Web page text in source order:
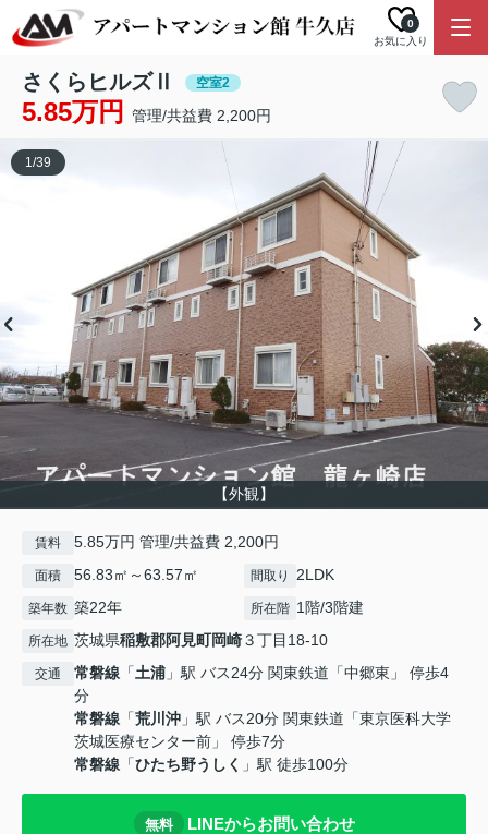
お気に入り
0
さくらヒルズⅡ 空室2
5.85万円 管理/共益費 2,200円
【外観】
1/39
賃料 5.85万円 管理/共益費 2,200円
面積 56.83㎡～63.57㎡ 間取り 2LDK
築年数 築22年 所在階 1階/3階建
所在地 茨城県稲敷郡阿見町岡崎３丁目18-10
交通 常磐線 「土浦 」駅 バス24分 関東鉄道「中郷東」 停歩4
分
常磐線 「荒川沖 」駅 バス20分 関東鉄道「東京医科大学
茨城医療センター前」 停歩7分
常磐線 「ひたち野うしく 」駅 徒歩100分
無料 LINEからお問い合わせ